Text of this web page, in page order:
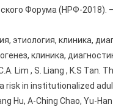
Форума (НРФ-2018).
этиология, клиника,
клиника,
Lim , S. Liang , K.S
risk in institutionalized
Hu, A-Ching Chao, Yu-